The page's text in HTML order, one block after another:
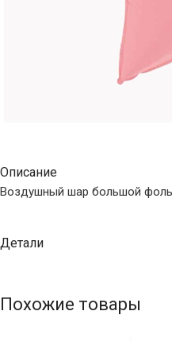
Описание
Воздушный шар большой
Детали
Похожие товары